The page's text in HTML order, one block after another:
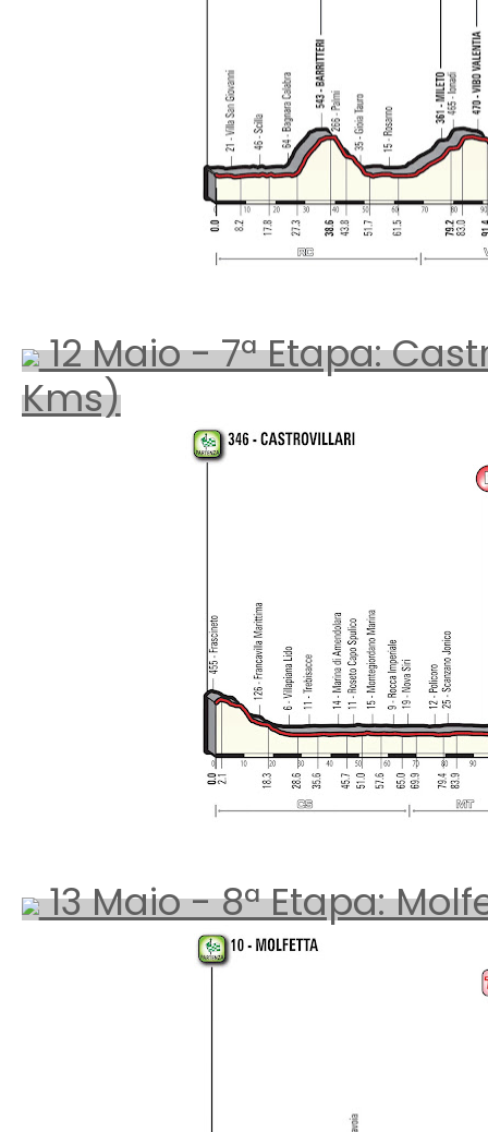
12 Maio - 7ª Etapa:
Kms)
13 Maio - 8ª Etapa: